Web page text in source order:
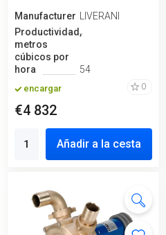
Manufacturero
LIVERANI
Productividad,
metros
cúbicos por
hora
54
encargar 0
€4 832
Añadir a la cesta